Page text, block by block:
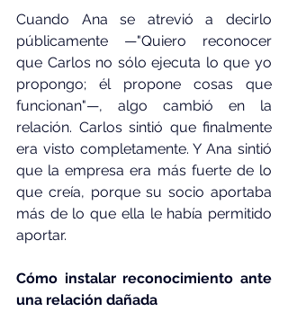
Cuando Ana se atrevió a decirlo
públicamente —"Quiero reconocer
que Carlos no sólo ejecuta lo que yo
propongo; él propone cosas que
funcionan"—, algo cambió en la
relación. Carlos sintió que finalmente
era visto completamente. Y Ana sintió
que la empresa era más fuerte de lo
que creía, porque su socio aportaba
más de lo que ella le había permitido
aportar.
Cómo instalar reconocimiento ante
una relación dañada